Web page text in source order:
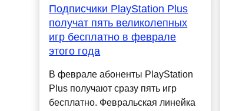
Подписчики PlayStation Plus
получат пять великолепных
игр бесплатно в феврале
этого года
В феврале абоненты PlayStation
Plus получают сразу пять игр
бесплатно. Февральская линейка